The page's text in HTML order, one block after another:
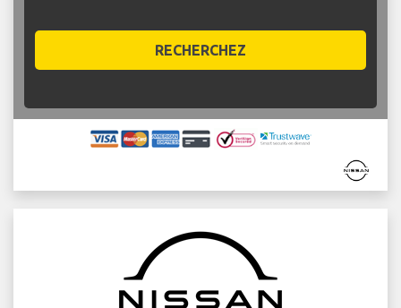
RECHERCHEZ